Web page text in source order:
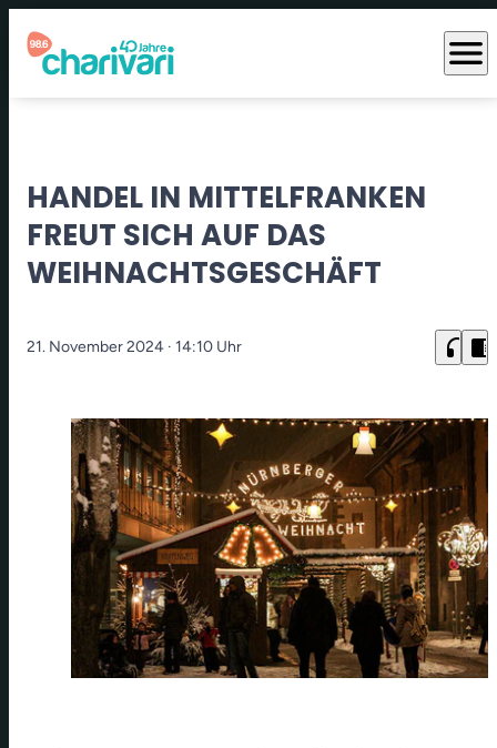
menu
HANDEL IN MITTELFRANKEN
FREUT SICH AUF DAS
WEIHNACHTSGESCHÄFT
21. November 2024 · 14:10 Uhr headphones chrome_reader_mode